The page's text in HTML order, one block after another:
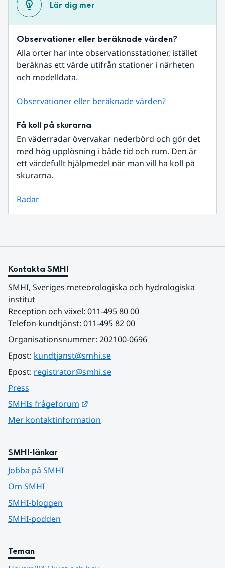
Lär dig mer
Observationer eller beräknade värden?
Alla orter har inte observationsstationer, istället
beräknas ett värde utifrån stationer i närheten
och modelldata.
Observationer eller beräknade värden?
Få koll på skurarna
En väderradar övervakar nederbörd och gör det
med hög upplösning i både tid och rum. Den är
ett värdefullt hjälpmedel när man vill ha koll på
skurarna.
Radar
Kontakta SMHI
SMHI, Sveriges meteorologiska och hydrologiska
institut
Reception och växel: 011-495 80 00
Telefon kundtjänst: 011-495 82 00
Organisationsnummer: 202100-0696
Epost: kundtjanst@smhi.se
Epost: registrator@smhi.se
Press
SMHIs frågeforum
Mer kontaktinformation
SMHI-länkar
Jobba på SMHI
Om SMHI
SMHI-bloggen
SMHI-podden
Teman